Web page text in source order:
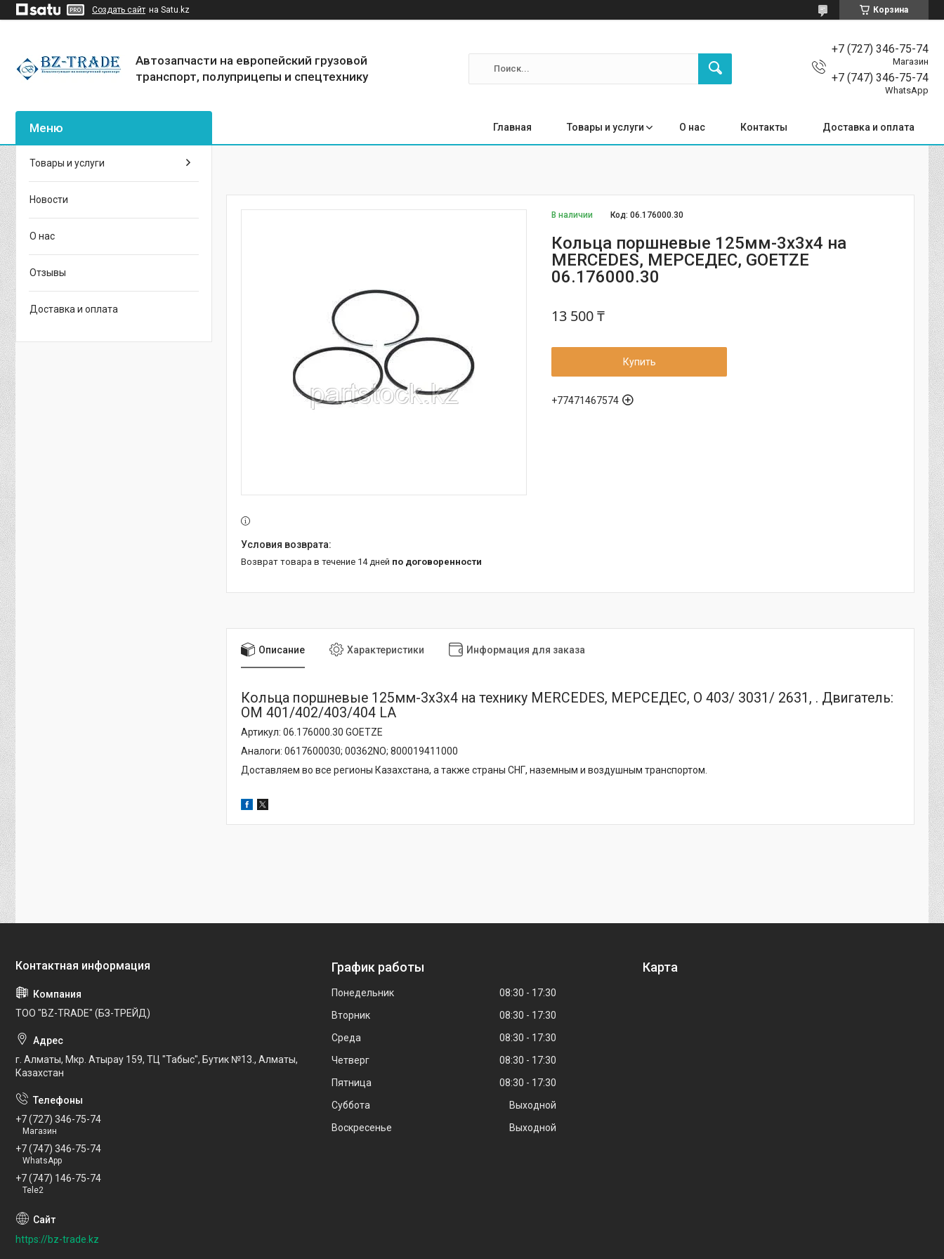
Создать сайт на Satu.kz Корзина
Автозапчасти на европейский грузовой
транспорт, полуприцепы и спецтехнику
+7 (727) 346-75-74
Магазин
+7 (747) 346-75-74
WhatsApp
Главная Товары и услуги О нас Контакты Доставка и оплата
В наличии Код:06.176000.30
Кольца поршневые 125мм-3x3x4 на
MERCEDES, МЕРСЕДЕС, GOETZE
06.176000.30
13 500 ₸
Купить
+77471467574
возврат товара в течение 14 дней по договоренности
Описание Характеристики Информация для заказа
Кольца поршневые 125мм-3x3x4 на технику MERCEDES, МЕРСЕДЕС, O 403/ 3031/ 2631, . Двигатель:
OM 401/402/403/404 LA
Артикул: 06.176000.30 GOETZE
Аналоги: 0617600030; 00362NO; 800019411000
Доставляем во все регионы Казахстана, а также страны СНГ, наземным и воздушным транспортом.
Товары и услуги
Новости
О нас
Отзывы
Доставка и оплата
ТОО "BZ-TRADE" (БЗ-ТРЕЙД)
г. Алматы, Мкр. Атырау 159, ТЦ "Табыс", Бутик №13., Алматы,
Казахстан
+7 (727) 346-75-74
Магазин
+7 (747) 346-75-74
WhatsApp
+7 (747) 146-75-74
Tele2
https://bz-trade.kz
График работы
Понедельник 08:30
17:30
Вторник
08:30
17:30
Среда
08:30
17:30
Четверг
08:30
17:30
Пятница
08:30
17:30
Суббота
Выходной
Воскресенье
Выходной
Карта